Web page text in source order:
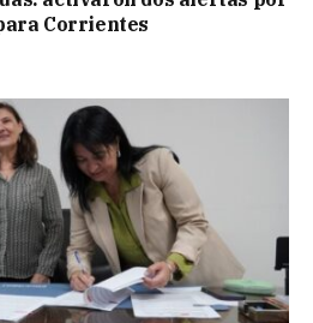
Corrientes